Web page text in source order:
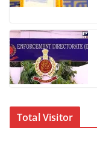
Total Visitor